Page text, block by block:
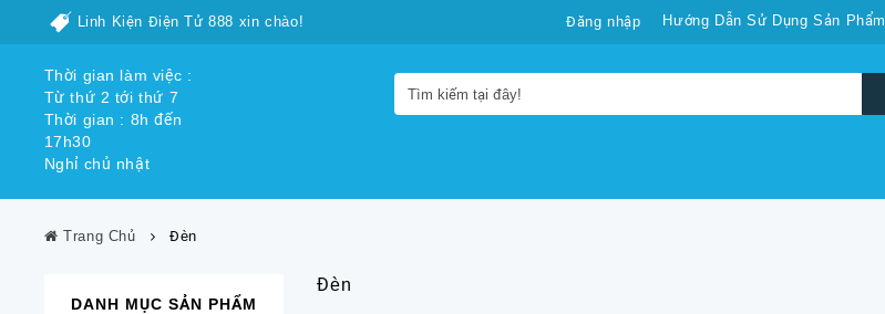
Linh Kiện Điện Tử 888 xin chào! Hướng Dẫn Sử Dụng Sản Phẩm
Đăng nhập
Thời gian làm việc :
Từ thứ 2 tới thứ 7
Thời gian : 8h đến
17h30
Nghỉ chủ nhật
Trang Chủ Đèn
DANH MỤC SẢN PHẨM
Đèn